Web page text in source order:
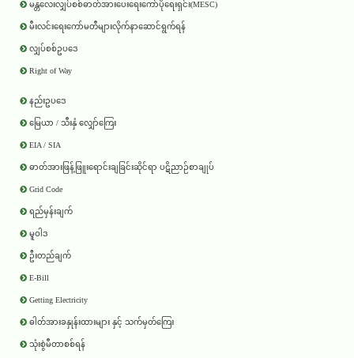
မန္တလေးလျှပ်စစ်ဓာတ်အားပေးရေးကော်ပိုရေးရှင်း(MESC)
မီးလင်းရေးကော်မတီများလိုက်နာဆောင်ရွက်ရန်
လျှပ်စစ်ဥပဒေ
Right of Way
နည်းဥပဒေ
မြေယာ / သီးနှံ လျှော်ကြေး
EIA / SIA
ဓာတ်အားဖြန့်ဖြူးရောင်းချခြင်းဆိုင်ရာ ပဋိညာဉ်စာချုပ်
Grid Code
ရည်မှန်းချက်
မူဝါဒ
ဦးတည်ချက်
E-Bill
Getting Electricity
ဓါတ်အားခနှုန်းထားများ နှင့် သက်မှတ်ကြေး
သုံးစွဲမီတာစစ်ရန်